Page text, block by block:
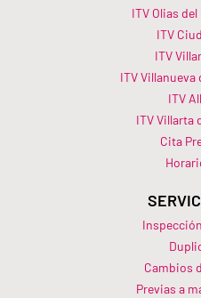
ITV Olias
ITV
ITV
ITV
ITV
ITV Villarta
Cita
Cambios
Previas a